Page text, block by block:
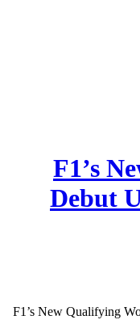
F1’s
Debut
F1’s New Qualifying